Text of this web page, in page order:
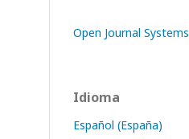
Open Journal Systems
Idioma
Español (España)